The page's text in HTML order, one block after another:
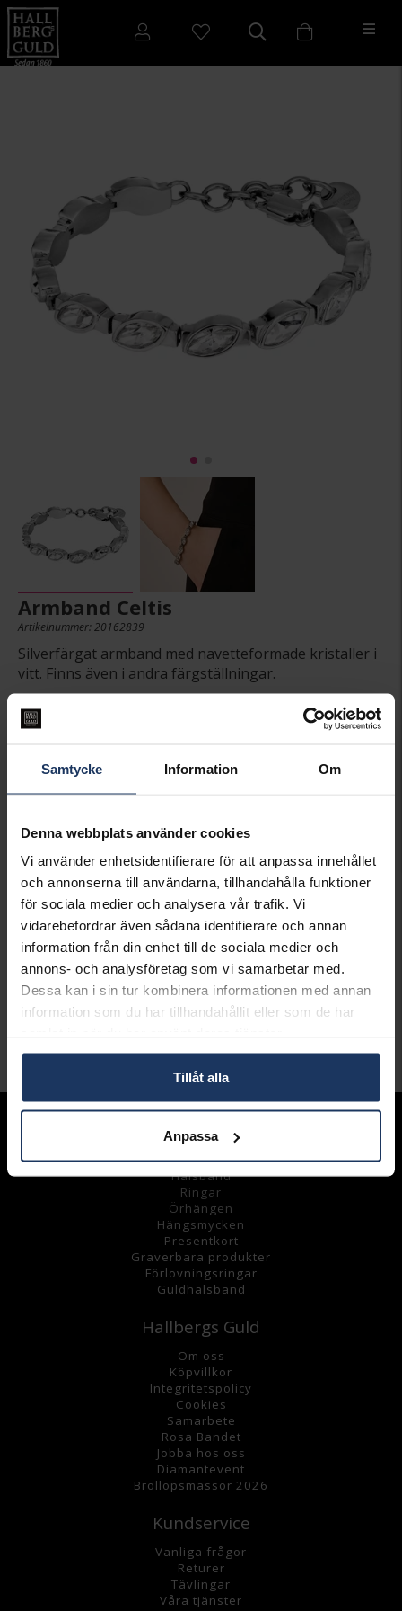
Samtycke Information Om
Denna webbplats använder cookies
Vi använder enhetsidentifierare för att anpassa innehållet
och annonserna till användarna, tillhandahålla funktioner
för sociala medier och analysera vår trafik. Vi
vidarebefordrar även sådana identifierare och annan
information från din enhet till de sociala medier och
annons- och analysföretag som vi samarbetar med.
Dessa kan i sin tur kombinera informationen med annan
information som du har tillhandahållit eller som de har
Tillåt alla
Anpassa
Armband Celtis
Artikelnummer: 20162839
Silverfärgat armband med navetteformade kristaller i
vitt. Finns även i andra färgställningar.
LÄGG I VARUKORGEN
Lagervara.
Leveranstid 2-5 arbetsdagar.
Öppet köp i 30 dagar vid onlineköp.
INFO
VARUMÄRKE Dyrberg/Kern
Sortiment
Armband
Halsband
Ringar
Örhängen
Hängsmycken
Presentkort
Graverbara produkter
Förlovningsringar
Guldhalsband
Hallbergs Guld
Om oss
Köpvillkor
Integritetspolicy
Cookies
Samarbete
Rosa Bandet
Jobba hos oss
Diamantevent
Bröllopsmässor 2026
Kundservice
Vanliga frågor
Returer
Tävlingar
Våra tjänster